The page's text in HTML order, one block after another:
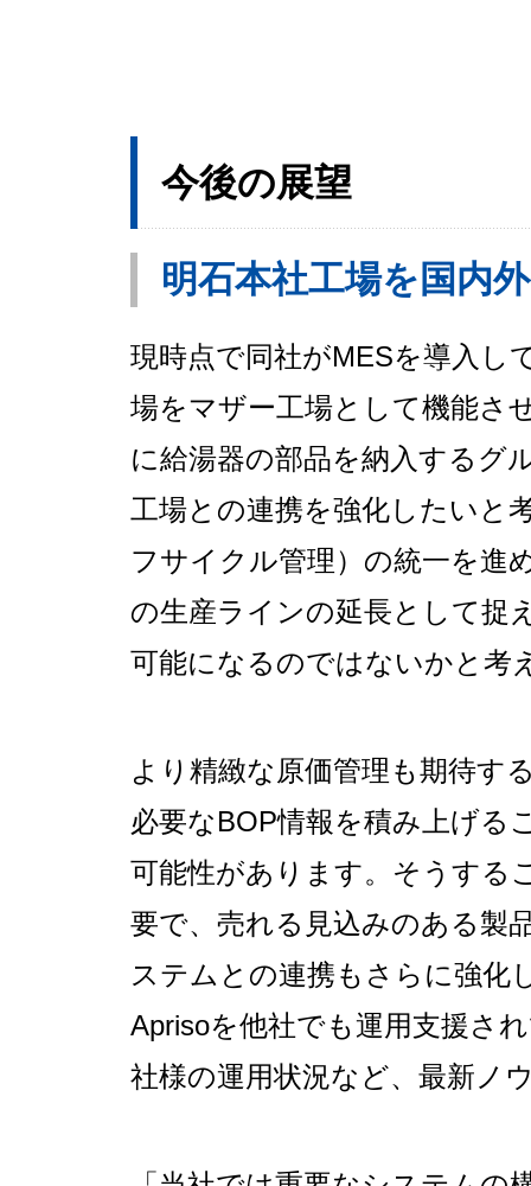
今後の展望
明石本社工場を国内
現時点で同社がMESを導入し
場をマザー工場として機能さ
に給湯器の部品を納入するグ
工場との連携を強化したいと
フサイクル管理）の統一を進
の生産ラインの延長として捉
可能になるのではないかと考
より精緻な原価管理も期待す
必要なBOP情報を積み上げる
可能性があります。そうする
要で、売れる見込みのある製
ステムとの連携もさらに強化
Aprisoを他社でも運用支援さ
社様の運用状況など、最新ノ